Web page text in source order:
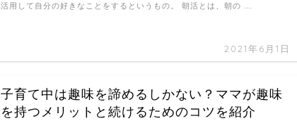
2021年6月1日
活用して自分の好きなことをするというもの。 朝活とは、朝の …
子育て中は趣味を諦めるしかない？ママが趣味
を持つメリットと続けるためのコツを紹介